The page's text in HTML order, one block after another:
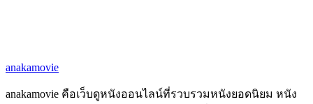
anakamovie
anakamovie คือเว็บดูหนังออนไลน์ที่รวบรวมหนังยอดนิยม หนัง